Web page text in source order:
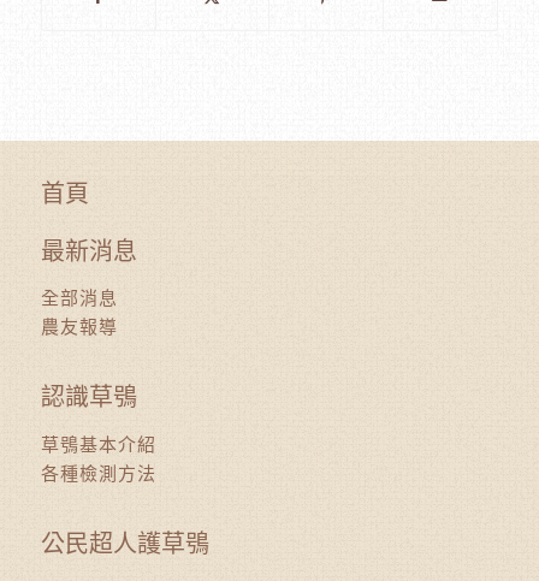
首頁
最新消息
全部消息
農友報導
認識草鴞
草鴞基本介紹
各種檢測方法
公民超人護草鴞